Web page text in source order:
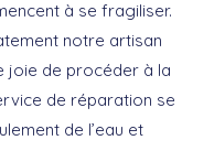
à se fragiliser.
notre artisan
joie de procéder à la
de réparation se
de l’eau et